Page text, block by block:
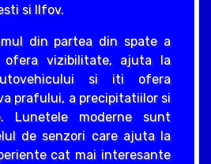
si Ilfov.
din partea din spate a
ofera vizibilitate, ajuta la
si iti ofera
prafului, a precipitatiilor si
Lunetele moderne sunt
de senzori care ajuta la
cat mai interesante